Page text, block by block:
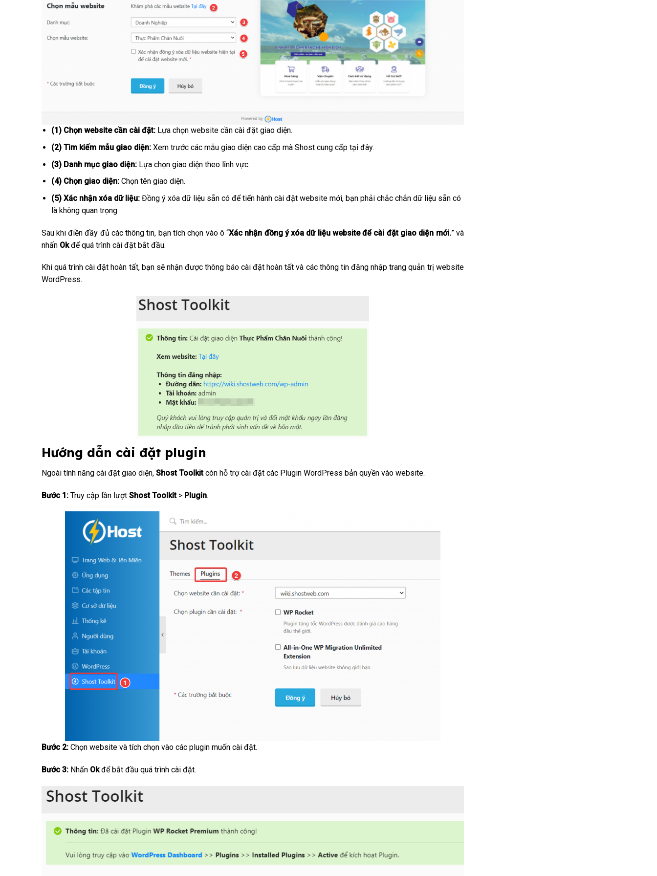
(1) Chọn website cần cài đặt: Lựa chọn website cần cài đặt giao diện.
(2) Tìm kiếm mẫu giao diện: Xem trước các mẫu giao diện cao cấp mà Shost cung cấptại đây.
(3) Danh mục giao diện: Lựa chọn giao diện theo lĩnh vực.
(4) Chọn giao diện: Chọn tên giao diện.
(5) Xác nhận xóa dữ liệu:Đồng ý xóa dữ liệu sẵn có để tiến hành cài đặt website mới, bạn phải chắc chắn dữ liệu sẵn có
là không quan trọng
Sau khi điền đầy đủ các thông tin, bạn tích chọn vào ô “Xác nhận đồng ý xóa dữ liệu website để cài đặt giao diện mới.” và
nhấn Okđể quá trình cài đặt bắt đầu.
Khi quá trình cài đặt hoàn tất, bạn sẽ nhận được thông báo cài đặt hoàn tất và các thông tin đăng nhập trang quản trị website
WordPress.
Hướng dẫn cài đặt plugin
Ngoài tính năng cài đặt giao diện, Shost Toolkitcòn hỗ trợ cài đặt các Plugin WordPress bản quyền vào website.
Bước 1:Truy cập lần lượt Shost Toolkit> Plugin.
Bước 2:Chọn website và tích chọn vào các plugin muốn cài đặt.
Bước 3:Nhấn Okđể bắt đầu quá trình cài đặt.